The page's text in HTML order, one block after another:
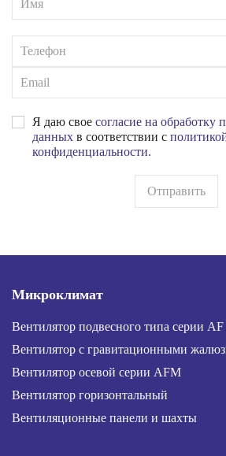
Я даю свое согласие на обработку
данных в соответствии с
конфиденциальности.
Отправить
Микроклимат
Вентилятор подвесного типа серии AF
Вентилятор с гравитационными
Вентилятор осевой серии AFM
Вентилятор горизонтальный
Вентиляционные панели и шахты